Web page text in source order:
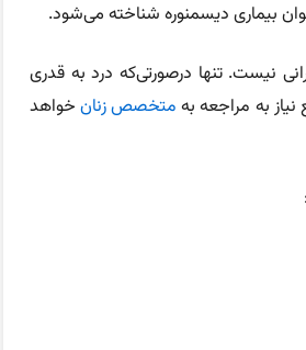
بیماری دیسمنوره شناخته می‌شود.
نیست. تنها درصورتی‌که درد به قدری
به مراجعه به متخصص زنانخواهد